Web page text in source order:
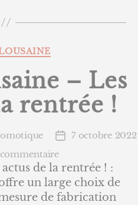
Catégories
– Les
rentrée !
Date
l’article
7 octobre 2022
sur
La
Toulousaine
–
de la rentrée ! :
un large choix de
de fabrication